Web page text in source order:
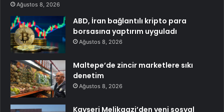
Ağustos 8, 2026
ABD, İran bağlantılı kripto para
borsasına yaptırım uyguladı
Ağustos 8, 2026
Maltepe’de zincir marketlere sıkı
denetim
Ağustos 8, 2026
Kayseri Melikgazi’den yeni sosyal